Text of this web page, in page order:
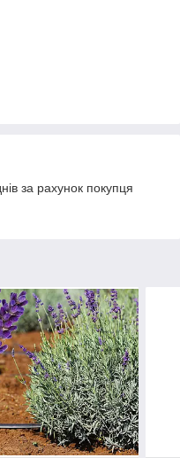
за рахунок покупця